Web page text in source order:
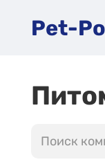
Pet-